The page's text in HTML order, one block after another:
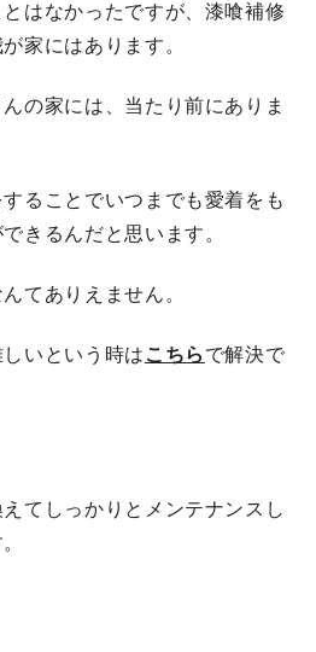
記念モデル
はなかったですが、漆喰補修
家にはあります。
の家には、当たり前にありま
ることでいつまでも愛着をも
きるんだと思います。
てありえません。
いという時は こちら で解決で
てしっかりとメンテナンスし